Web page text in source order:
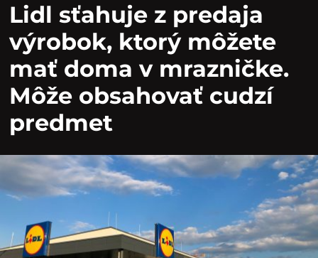
Lidl sťahuje z predaja
výrobok, ktorý môžete
mať doma v mrazničke.
Môže obsahovať cudzí
predmet